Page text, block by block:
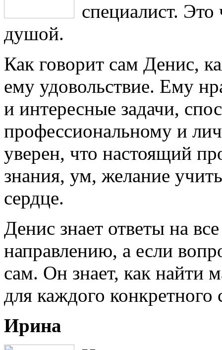
специалист.
душой.
Как говорит сам Денис,
ему удовольствие. Ему
и интересные задачи,
профессиональному и
уверен, что настоящий
знания, ум, желание
сердце.
Денис знает ответы на
направлению, а если
сам. Он знает, как найти
для каждого конкретного
Ирина